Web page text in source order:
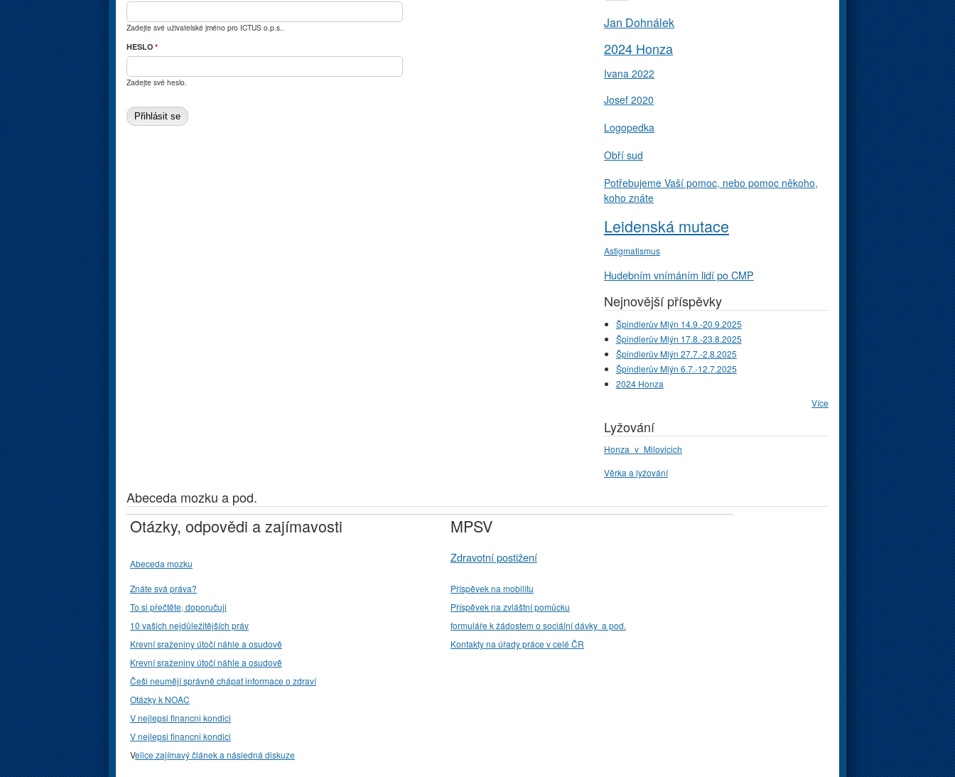
Zadejte své uživatelské jméno pro ICTUS o.p.s..
HESLO *
Zadejte své heslo.
Jan Dohnálek
2024 Honza
Ivana 2022
Josef 2020
Logopedka
Obří sud
Potřebujeme Vaší pomoc, nebo pomoc někoho,
koho znáte
Leidenská mutace
Astigmatismus
Hudebním vnímáním lidí po CMP
Nejnovější příspěvky
Špindlerův Mlýn 14.9.-20.9.2025
Špindlerův Mlýn 17.8.-23.8.2025
Špindlerův Mlýn 27.7.-2.8.2025
Špindlerův Mlýn 6.7.-12.7.2025
2024 Honza
Více
Lyžování
Honza_v_Milovicich
Věrka a lyžování
Abeceda mozku a pod.
Otázky, odpovědi a zajímavosti MPSV
Abeceda mozku Zdravotní postižení
Znáte svá práva?
Příspěvek na mobilitu
To si přečtěte, doporučuji
Příspěvek na zvláštní pomůcku
10 vašich nejdůležitějších práv
formuláře k žádostem o sociální dávky a pod.
Krevní sraženiny útočí náhle a osudově
Kontakty na úřady práce v celé ČR
Krevní sraženiny útočí náhle a osudově
Češi neumějí správně chápat informace o zdraví
Otázky k NOAC
V nejlepsi financni kondici
V nejlepsi financni kondici
Velice zajímavý článek a následná diskuze